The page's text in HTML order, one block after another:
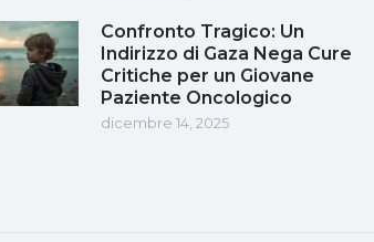
Confronto Tragico: Un
Indirizzo di Gaza Nega Cure
Critiche per un Giovane
Paziente Oncologico
dicembre 14, 2025